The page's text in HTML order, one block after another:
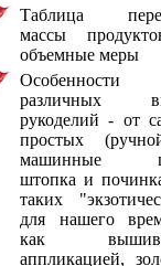
Таблица
массы
объемные меры
Особенности
различных
рукоделий - от
простых
машинные
штопка и
таких
для нашего
как
аппликацией,